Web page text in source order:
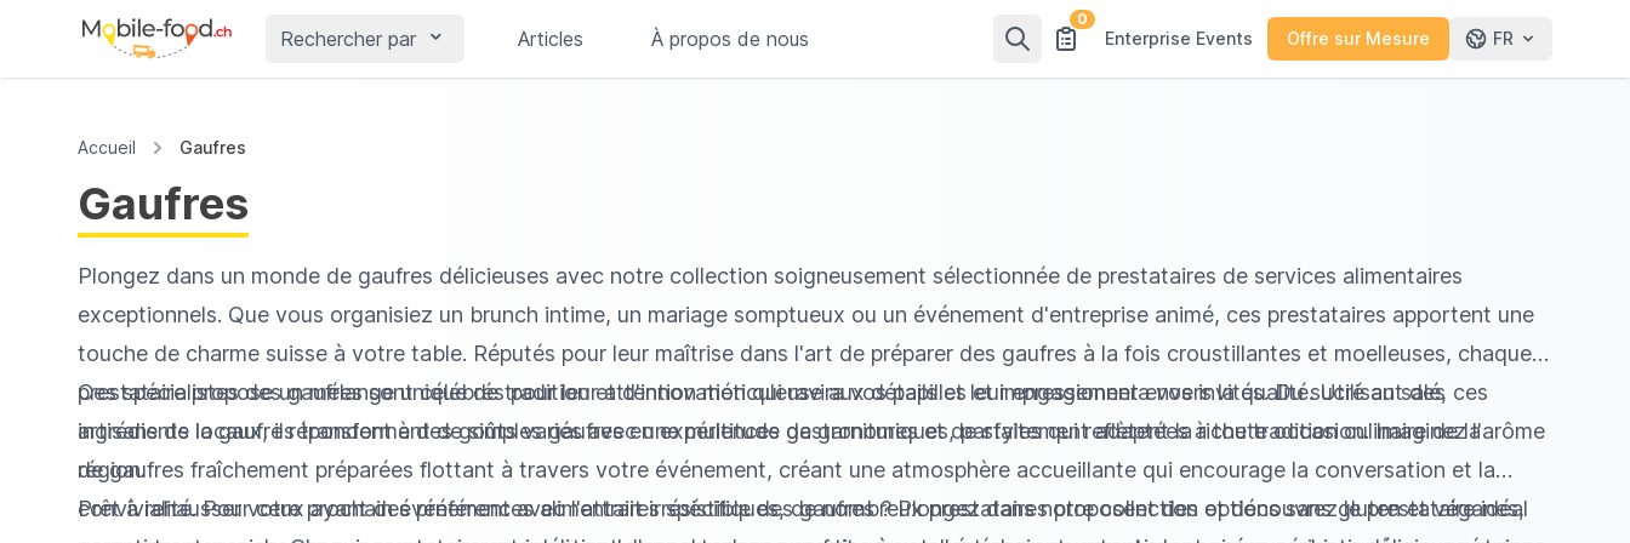
Rechercher par Articles À propos de nous
0
Enterprise Events Offre sur Mesure FR
Accueil Gaufres
Gaufres
Plongez dans un monde de gaufres délicieuses avec notre collection soigneusement sélectionnée de prestataires de services alimentaires
exceptionnels. Que vous organisiez un brunch intime, un mariage somptueux ou un événement d'entreprise animé, ces prestataires apportent une
touche de charme suisse à votre table. Réputés pour leur maîtrise dans l'art de préparer des gaufres à la fois croustillantes et moelleuses, chaque
prestataire propose un mélange unique de tradition et d'innovation qui ravira vos papilles et impressionnera vos invités. Du sucré au salé, ces
artisans de la gaufre répondent à des goûts variés avec une multitude de garnitures et de styles qui reflètent la riche tradition culinaire de la
région.
Ces spécialistes des gaufres sont célébrés pour leur attention méticuleuse aux détails et leur engagement envers la qualité. Utilisant des
ingrédients locaux, ils transforment de simples gaufres en expériences gastronomiques, parfaitement adaptées à toute occasion. Imaginez l'arôme
de gaufres fraîchement préparées flottant à travers votre événement, créant une atmosphère accueillante qui encourage la conversation et la
convivialité. Pour ceux ayant des préférences alimentaires spécifiques, de nombreux prestataires proposent des options sans gluten et véganes,
Prêt à rehausser votre prochain événement avec l'attrait irrésistible des gaufres ? Plongez dans notre collection et découvrez le prestataire idéal